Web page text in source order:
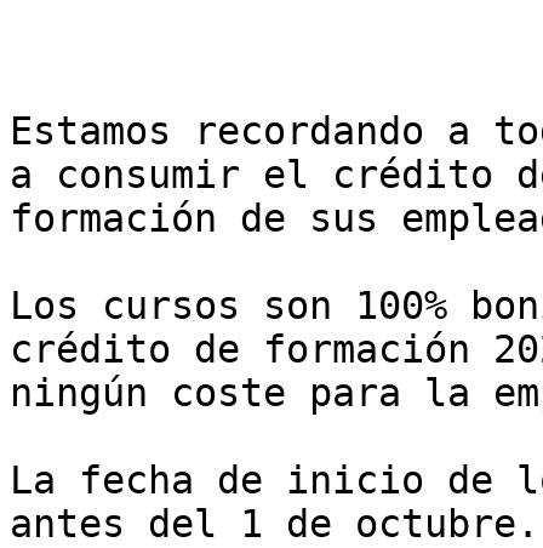
Estamos recordando a
a consumir el crédito
formación de sus
Los cursos son 100%
crédito de formación
ningún coste para la
La fecha de inicio de
antes del 1 de octubre.